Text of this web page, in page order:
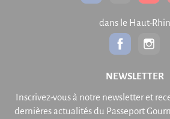
dans le Haut-Rhin
NEWSLETTER
Inscrivez-vous à notre newsletter et
dernières actualités du Passeport